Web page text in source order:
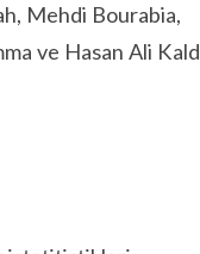
Mehdi Bourabia,
ve Hasan Ali